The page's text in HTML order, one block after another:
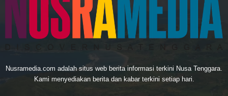
Nusramedia.com adalah situs web berita informasi terkini Nusa Tenggara.
Kami menyediakan berita dan kabar terkini setiap hari.